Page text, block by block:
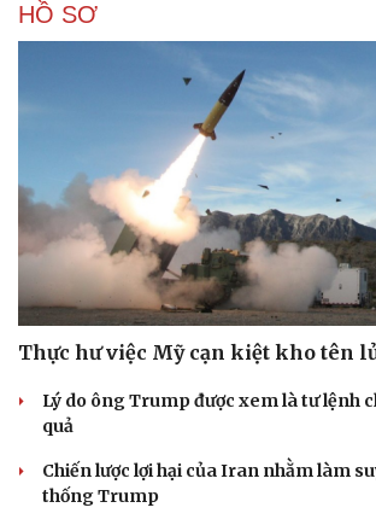
HỒ SƠ
Thực hư việc Mỹ cạn kiệt kho tên
Lý do ông Trump được xem là tư lệnh
quả
Chiến lược lợi hại của Iran nhằm làm
thống Trump